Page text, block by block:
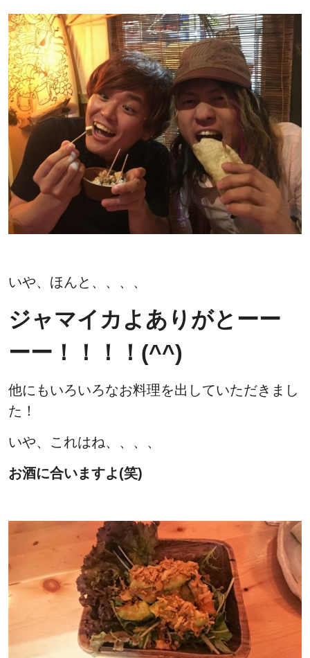
いや、ほんと、、、、
ジャマイカよありがとーー
ーー！！！！(^^)
他にもいろいろなお料理を出していただきまし
た！
いや、これはね、、、、
お酒に合いますよ(笑)